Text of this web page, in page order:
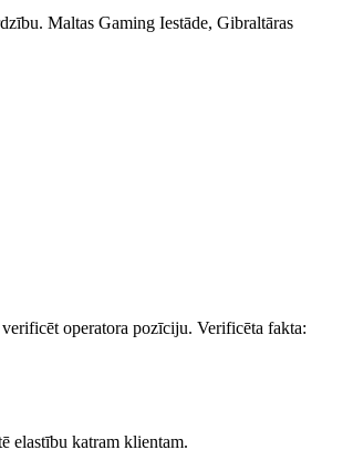
Maltas Gaming Iestāde, Gibraltāras
operatora pozīciju. Verificēta fakta:
elastību katram klientam.